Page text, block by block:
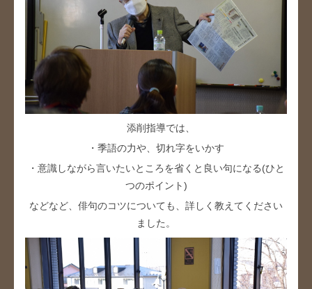
添削指導では、
・季語の力や、切れ字をいかす
・意識しながら言いたいところを省くと良い句になる(ひと
つのポイント)
などなど、俳句のコツについても、詳しく教えてください
ました。